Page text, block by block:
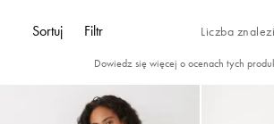
Sortuj Filtr Liczba
Dowiedz się więcej o ocenach tych